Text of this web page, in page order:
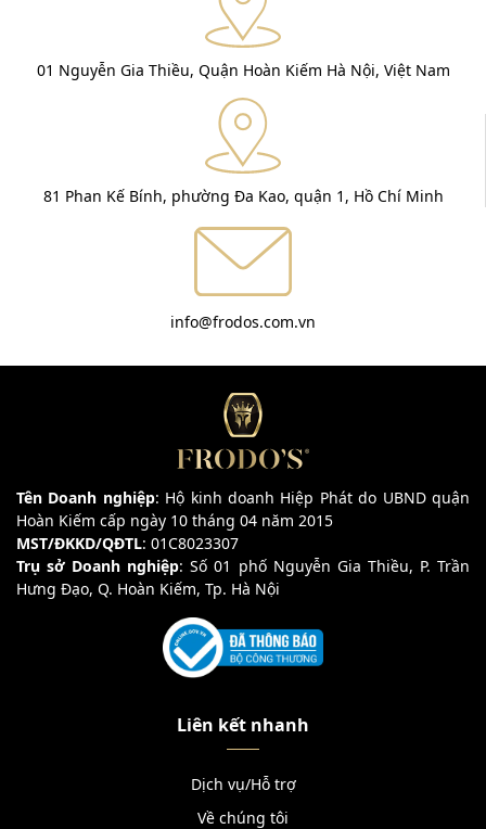
01 Nguyễn Gia Thiều, Quận Hoàn Kiếm Hà Nội, Việt Nam
81 Phan Kế Bính, phường Đa Kao, quận 1, Hồ Chí Minh
info@frodos.com.vn
Tên Doanh nghiệp: Hộ kinh doanh Hiệp Phát do UBND quận
Hoàn Kiếm cấp ngày 10 tháng 04 năm 2015
MST/ĐKKD/QĐTL: 01C8023307
Trụ sở Doanh nghiệp: Số 01 phố Nguyễn Gia Thiều, P. Trần
Hưng Đạo, Q. Hoàn Kiếm, Tp. Hà Nội
Liên kết nhanh
Dịch vụ/Hỗ trợ
Về chúng tôi